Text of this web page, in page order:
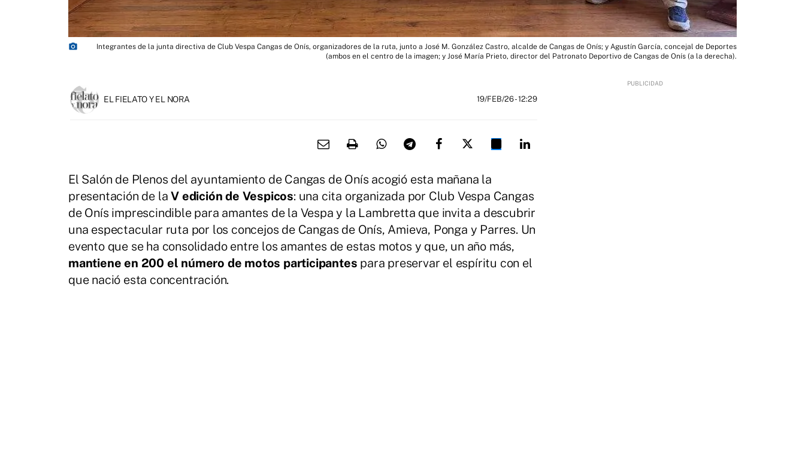
photo_camera
Integrantes de la junta directiva de Club Vespa Cangas de Onís, organizadores de la ruta, junto a José M. González Castro, alcalde de Cangas de Onís; y Agustín García, concejal de Deportes
(ambos en el centro de la imagen; y José María Prieto, director del Patronato Deportivo de Cangas de Onís (a la derecha).
EL FIELATO Y EL NORA 19/FEB/26- 12:29
El Salón de Plenos del ayuntamiento de Cangas de Onís acogió esta mañana la
presentación de la V edición de Vespicos: una cita organizada por Club Vespa Cangas
de Onís imprescindible para amantes de la Vespa y la Lambretta que invita a descubrir
una espectacular ruta por los concejos de Cangas de Onís, Amieva, Ponga y Parres. Un
evento que se ha consolidado entre los amantes de estas motos y que, un año más,
mantiene en 200 el número de motos participantes para preservar el espíritu con el
que nació esta concentración.